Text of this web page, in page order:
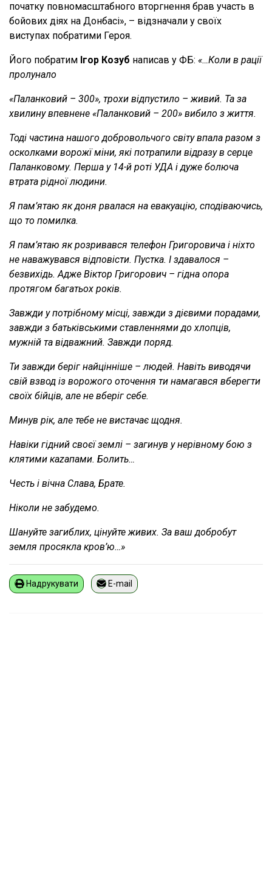
початку повномасштабного вторгнення брав участь в
бойових діях на Донбасі», – відзначали у своїх
виступах побратими Героя.
Його побратим Ігор Козуб написав у ФБ: «…Коли в рації
пролунало
«Паланковий – 300», трохи відпустило – живий. Та за
хвилину впевнене «Паланковий – 200» вибило з життя.
Тоді частина нашого добровольчого світу впала разом з
осколками ворожї міни, які потрапили відразу в серце
Паланковому. Перша у 14-й роті УДА і дуже болюча
втрата рідної людини.
Я пам’ятаю як доня рвалася на евакуацію, сподіваючись,
що то помилка.
Я пам’ятаю як розривався телефон Григоровича і ніхто
не наважувався відповісти. Пустка. І здавалося –
безвихідь. Адже Віктор Григорович – гідна опора
протягом багатьох років.
Завжди у потрібному місці, завжди з дієвими порадами,
завжди з батьківськими ставленнями до хлопців,
мужній та відважний. Завжди поряд.
Ти завжди беріг найцінніше – людей. Навіть виводячи
свій взвод із ворожого оточення ти намагався вберегти
своїх бійців, але не вберіг себе.
Минув рік, але тебе не вистачає щодня.
Навіки гідний своєї землі – загинув у нерівному бою з
клятими каzапами. Болить…
Честь і вічна Слава, Брате.
Ніколи не забудемо.
Шануйте загиблих, цінуйте живих. За ваш добробут
земля просякла кров’ю…»
Надрукувати E-mail